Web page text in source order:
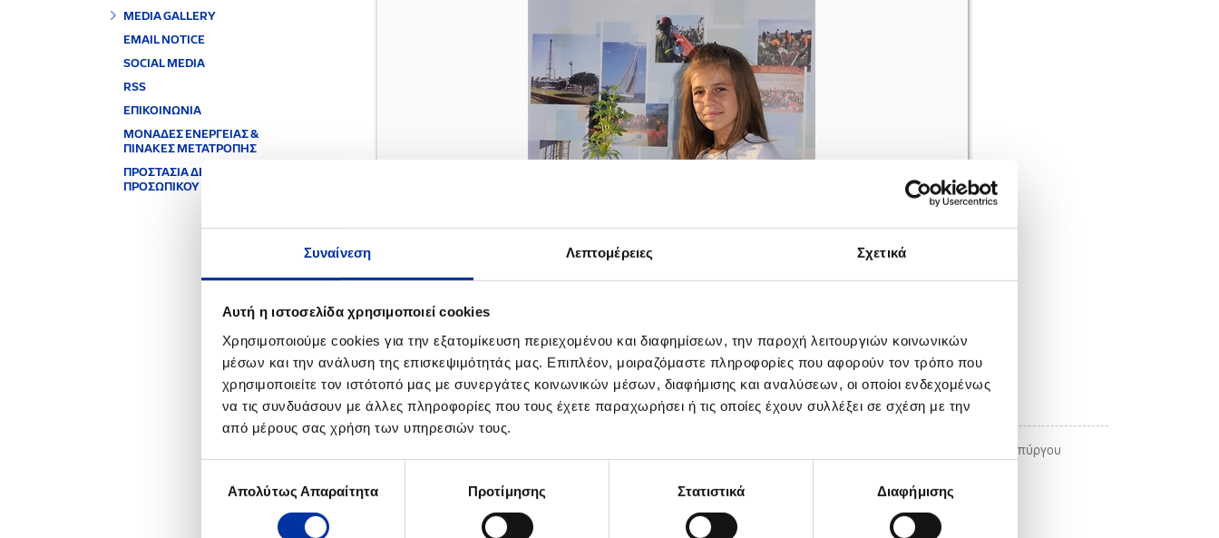
Συναίνεση Λεπτομέρειες Σχετικά
Αυτή η ιστοσελίδα χρησιμοποιεί cookies
Χρησιμοποιούμε cookies για την εξατομίκευση περιεχομένου και διαφημίσεων, την παροχή λειτουργιών κοινωνικών
μέσων και την ανάλυση της επισκεψιμότητάς μας. Επιπλέον, μοιραζόμαστε πληροφορίες που αφορούν τον τρόπο που
χρησιμοποιείτε τον ιστότοπό μας με συνεργάτες κοινωνικών μέσων, διαφήμισης και αναλύσεων, οι οποίοι ενδεχομένως
να τις συνδυάσουν με άλλες πληροφορίες που τους έχετε παραχωρήσει ή τις οποίες έχουν συλλέξει σε σχέση με την
από μέρους σας χρήση των υπηρεσιών τους.
συγκατάθεσης
Απολύτως Απαραίτητα Προτίμησης Στατιστικά Διαφήμισης
MEDIA GALLERY
EMAIL NOTICE
SOCIAL MEDIA
RSS
ΕΠΙΚΟΙΝΩΝΙΑ
ΜΟΝΑΔΕΣ ΕΝΕΡΓΕΙΑΣ &
ΠΙΝΑΚΕΣ ΜΕΤΑΤΡΟΠΗΣ
ΠΡΟΣΤΑΣΙΑ ΔΕΔΟΜΕΝΩΝ
ΠΡΟΣΩΠΙΚΟΥ ΧΑΡΑΚΤΗΡΑ
ΠΡΟΣΘΗΚΗ ΣΤΑ DOWNLOADS ΚΑΤΕΒΑΣΤΕ ΤΗ ΦΩΤΟΓΡΑΦΙΑ
Δράσεις Εταιρικής Υπευθυνότητας Ομίλου - Τοπικές Κοινωνίες
"Ημέρα Περιβάλλοντος" Εκδήλωση για την Ευαισθητοποίηση σε Περιβαλλοντικά Θέματα στο Δήμο Ασπροπύργου
ΣΧΕΤΙΚΟ ΥΛΙΚΟ